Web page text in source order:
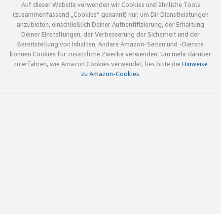
Auf dieser Website verwenden wir Cookies und ähnliche Tools
(zusammenfassend „Cookies“ genannt) nur, um Dir Dienstleistungen
anzubieten, einschließlich Deiner Authentifizierung, der Erhaltung
Deiner Einstellungen, der Verbesserung der Sicherheit und der
Bereitstellung von Inhalten. Andere Amazon-Seiten und -Dienste
können Cookies für zusätzliche Zwecke verwenden. Um mehr darüber
zu erfahren, wie Amazon Cookies verwendet, lies bitte die Hinweise
zu Amazon-Cookies.